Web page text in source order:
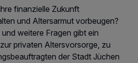
finanzielle Zukunft
und Altersarmut vorbeugen?
weitere Fragen gibt ein
privaten Altersvorsorge, zu
der Stadt Jüchen